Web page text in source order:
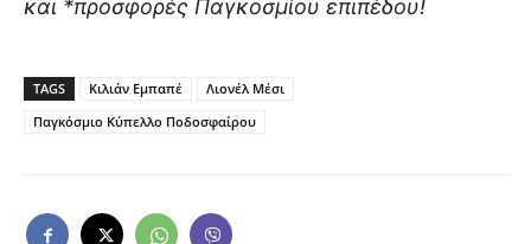
και *προσφορές Παγκοσμίου επιπέδου!
TAGS Κιλιάν Εμπαπέ
Λιονέλ Μέσι
Παγκόσμιο Κύπελλο Ποδοσφαίρου